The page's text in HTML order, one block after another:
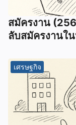
สมัครงาน
ลับสมัครงานใ
เศรษฐกิจ